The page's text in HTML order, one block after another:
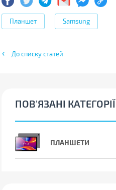
Планшет Samsung
До списку статей
ПОВ'ЯЗАНІ КАТЕГОРІЇ
ПЛАНШЕТИ